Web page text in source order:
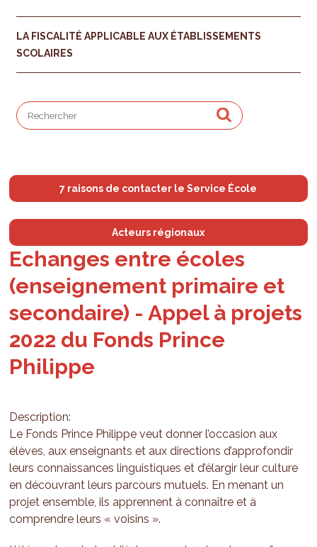
LA FISCALITÉ APPLICABLE AUX ÉTABLISSEMENTS
SCOLAIRES
7 raisons de contacter le Service École
Acteurs régionaux
Echanges entre écoles
(enseignement primaire et
secondaire) - Appel à projets
2022 du Fonds Prince
Philippe
Description:
Le Fonds Prince Philippe veut donner l’occasion aux
élèves, aux enseignants et aux directions d’approfondir
leurs connaissances linguistiques et d’élargir leur culture
en découvrant leurs parcours mutuels. En menant un
projet ensemble, ils apprennent à connaître et à
comprendre leurs « voisins ».